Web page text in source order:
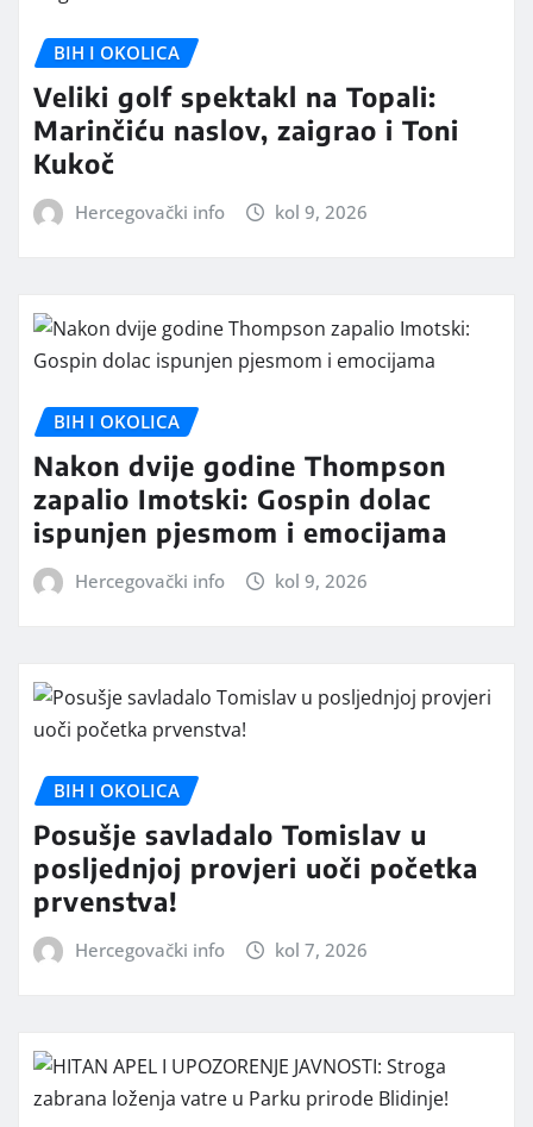
BIH I OKOLICA
Veliki golf spektakl na Topali:
Marinčiću naslov, zaigrao i Toni
Kukoč
Hercegovački info kol 9, 2026
BIH I OKOLICA
Nakon dvije godine Thompson
zapalio Imotski: Gospin dolac
ispunjen pjesmom i emocijama
Hercegovački info kol 9, 2026
BIH I OKOLICA
Posušje savladalo Tomislav u
posljednjoj provjeri uoči početka
prvenstva!
Hercegovački info kol 7, 2026